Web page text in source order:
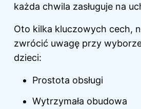
każda chwila zasługuje na
Oto kilka kluczowych cech,
zwrócić uwagę przy
dzieci:
Prostota obsługi
Wytrzymała obudowa